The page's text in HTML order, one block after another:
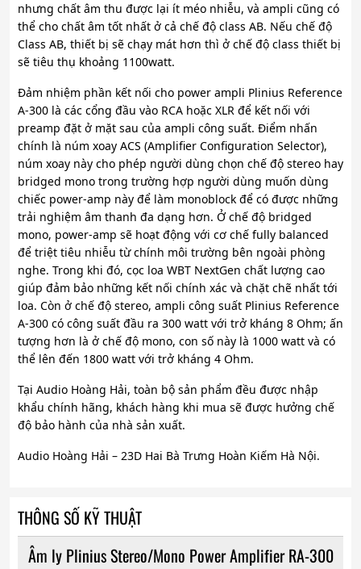
nhưng chất âm thu được lại ít méo nhiễu, và ampli cũng có
thể cho chất âm tốt nhất ở cả chế độ class AB. Nếu chế độ
Class AB, thiết bị sẽ chạy mát hơn thì ở chế độ class thiết bị
sẽ tiêu thụ khoảng 1100watt.
Đảm nhiệm phần kết nối cho power ampli Plinius Reference
A-300 là các cổng đầu vào RCA hoặc XLR để kết nối với
preamp đặt ở mặt sau của ampli công suất. Điểm nhấn
chính là núm xoay ACS (Amplifier Configuration Selector),
núm xoay này cho phép người dùng chọn chế độ stereo hay
bridged mono trong trường hợp người dùng muốn dùng
chiếc power-amp này để làm monoblock để có được những
trải nghiệm âm thanh đa dạng hơn. Ở chế độ bridged
mono, power-amp sẽ hoạt động với cơ chế fully balanced
để triệt tiêu nhiễu từ chính môi trường bên ngoài phòng
nghe. Trong khi đó, cọc loa WBT NextGen chất lượng cao
giúp đảm bảo những kết nối chính xác và chặt chẽ nhất tới
loa. Còn ở chế độ stereo, ampli công suất Plinius Reference
A-300 có công suất đầu ra 300 watt với trở kháng 8 Ohm; ấn
tượng hơn là ở chế độ mono, con số này là 1000 watt và có
thể lên đến 1800 watt với trở kháng 4 Ohm.
Tại Audio Hoàng Hải, toàn bộ sản phẩm đều được nhập
khẩu chính hãng, khách hàng khi mua sẽ được hưởng chế
độ bảo hành của nhà sản xuất.
Audio Hoàng Hải – 23D Hai Bà Trưng Hoàn Kiếm Hà Nội.
THÔNG SỐ KỸ THUẬT
Âm ly Plinius Stereo/Mono Power Amplifier RA-300